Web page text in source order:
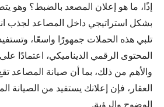
إذًا، ما هو إعلان المصعد بالضبط؟ وهو
بشكل استراتيجي داخل المصاعد لجذب
تلبي هذه الحملات جمهورًا واسعًا،
المحتوى الرقمي الديناميكي، اعتمادًا
والأهم من ذلك، بما أن صيانة المصاعد
العقار، فإن إعلانك يستفيد من الصيانة
الوضوح والرؤية.